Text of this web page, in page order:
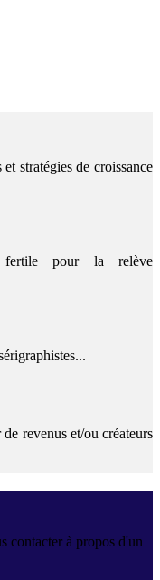
stratégies de croissance
fertile pour la relève
revenus et/ou créateurs
contacter à propos d'un